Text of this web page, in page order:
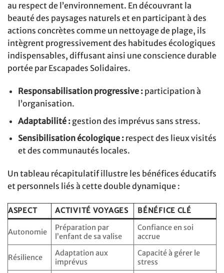
au respect de l’environnement. En découvrant la
beauté des paysages naturels et en participant à des
actions concrètes comme un nettoyage de plage, ils
intègrent progressivement des habitudes écologiques
indispensables, diffusant ainsi une conscience durable
portée par Escapades Solidaires.
Responsabilisation progressive :participation à
l’organisation.
Adaptabilité :gestion des imprévus sans stress.
Sensibilisation écologique :respect des lieux visités
et des communautés locales.
Un tableau récapitulatif illustre les bénéfices éducatifs
et personnels liés à cette double dynamique :
ASPECT ACTIVITÉ VOYAGES BÉNÉFICE CLÉ
Autonomie
Préparation par
l’enfant de sa valise
Confiance en soi
accrue
Résilience
Adaptation aux
imprévus
Capacité à gérer le
stress